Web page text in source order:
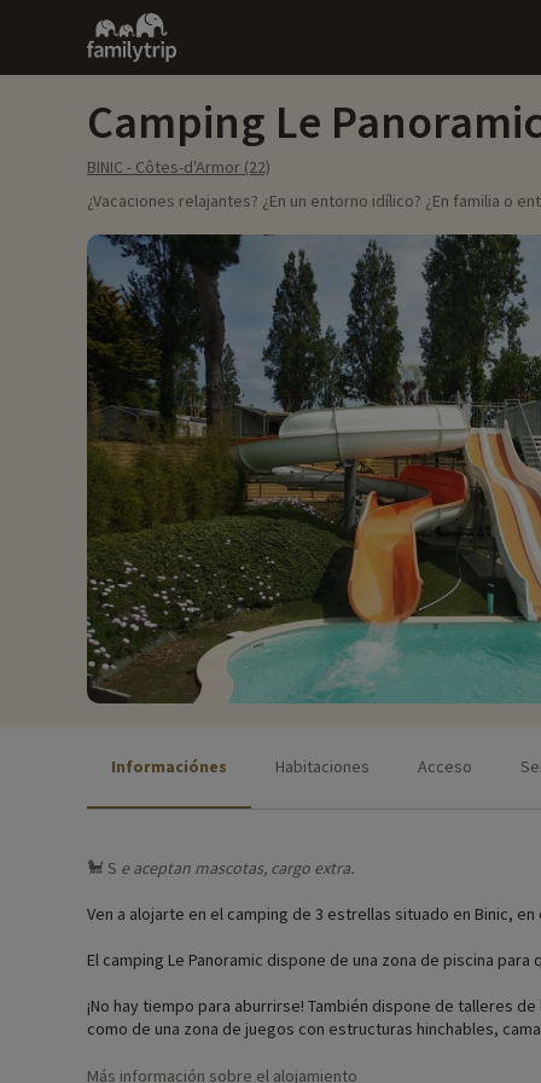
Family
trip
Camping Le
BINIC - Côtes-d'Armor (22)
¿Vacaciones relajantes? ¿En un entorno idílico? ¿En familia o
Informaciónes Habitaciones Acceso
🐩 S e aceptan mascotas, cargo extra.
Ven a alojarte en el camping de 3 estrellas situado en Binic,
El camping Le Panoramic dispone de una zona de piscina
¡No hay tiempo para aburrirse! También dispone de talleres
como de una zona de juegos con estructuras hinchables,
Anime sus vacaciones con animaciones diurnas y nocturnas:
Más información sobre el alojamiento